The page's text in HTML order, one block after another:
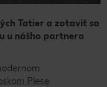
Tatier a zotaviť sa
u nášho partnera
Plese.